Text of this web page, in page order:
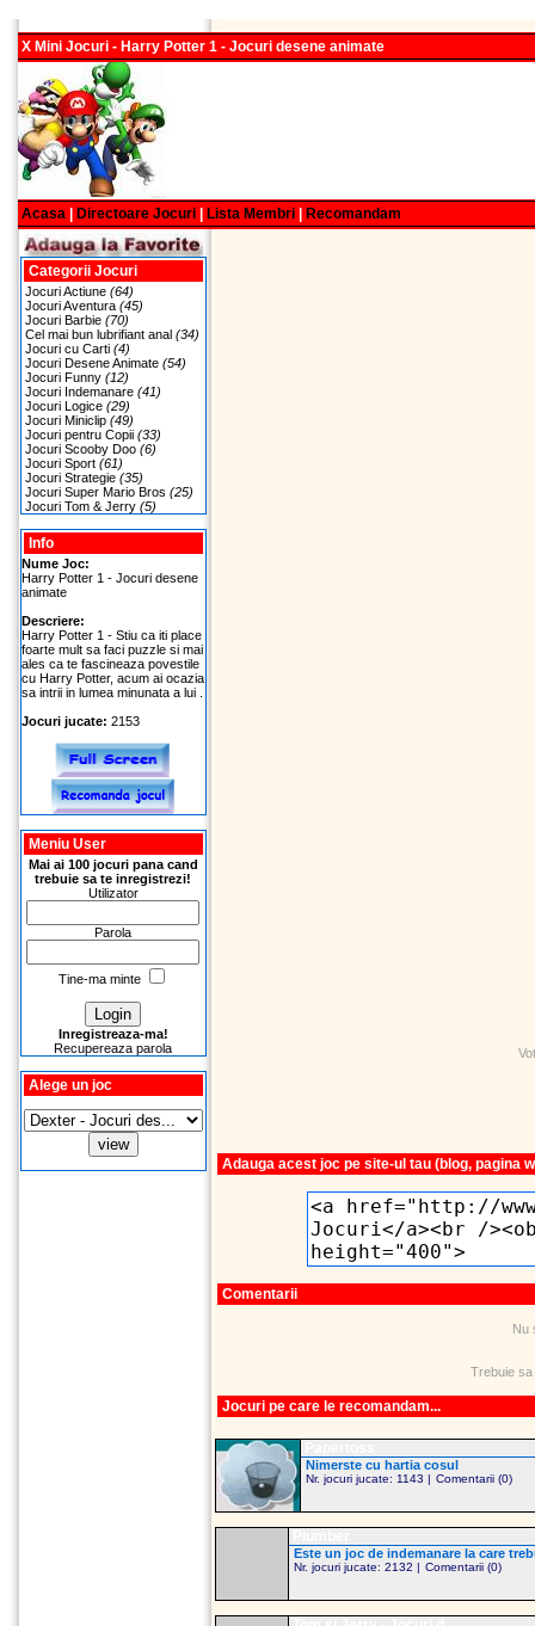
X Mini Jocuri - Harry Potter 1 - Jocuri desene animate
Acasa Directoare Jocuri Lista Membri Recomandam
Categorii Jocuri
Jocuri Actiune (64)
Jocuri Aventura (45)
Jocuri Barbie (70)
Cel mai bun lubrifiant anal (34)
Jocuri cu Carti (4)
Jocuri Desene Animate (54)
Jocuri Funny (12)
Jocuri Indemanare (41)
Jocuri Logice (29)
Jocuri Miniclip (49)
Jocuri pentru Copii (33)
Jocuri Scooby Doo (6)
Jocuri Sport (61)
Jocuri Strategie (35)
Jocuri Super Mario Bros (25)
Jocuri Tom & Jerry (5)
Info
Nume Joc:
Harry Potter 1 - Jocuri desene
animate
Descriere:
Harry Potter 1 - Stiu ca iti place
foarte mult sa faci puzzle si mai
ales ca te fascineaza povestile
cu Harry Potter, acum ai ocazia
sa intrii in lumea minunata a lui .
Jocuri jucate: 2153
Meniu User
Mai ai 100 jocuri pana cand
trebuie sa te inregistrezi!
Utilizator
Parola
Tine-ma minte
Inregistreaza-ma!
Recupereaza parola
Alege un joc
Adauga acest joc pe site-ul tau (blog, pagina
Comentarii
Nu
Trebuie
Jocuri pe care le recomandam...
Nimerste cu hartia cosul
Nr. jocuri jucate: 1143 | Comentarii (0)
Este un joc de indemanare la care
Nr. jocuri jucate: 2132 | Comentarii (0)